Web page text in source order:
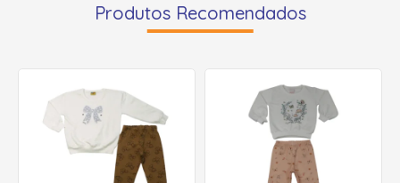
Produtos Recomendados